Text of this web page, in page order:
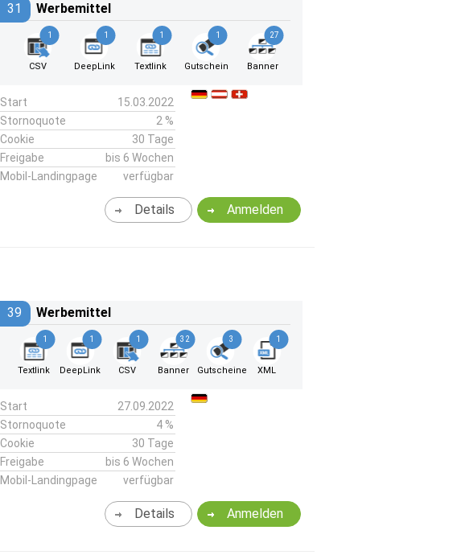
31 Werbemittel
1
CSV
1
DeepLink
1
Textlink
1
Gutschein
27
Banner
Start
15.03.2022
Stornoquote
2 %
Cookie
30 Tage
Freigabe
bis 6 Wochen
Mobil-Landingpage
verfügbar
Anmelden
Details
39 Werbemittel
1
Textlink
1
DeepLink
1
CSV
32
Banner
3
Gutscheine
1
XML
Start
27.09.2022
Stornoquote
4 %
Cookie
30 Tage
Freigabe
bis 6 Wochen
Mobil-Landingpage
verfügbar
Anmelden
Details